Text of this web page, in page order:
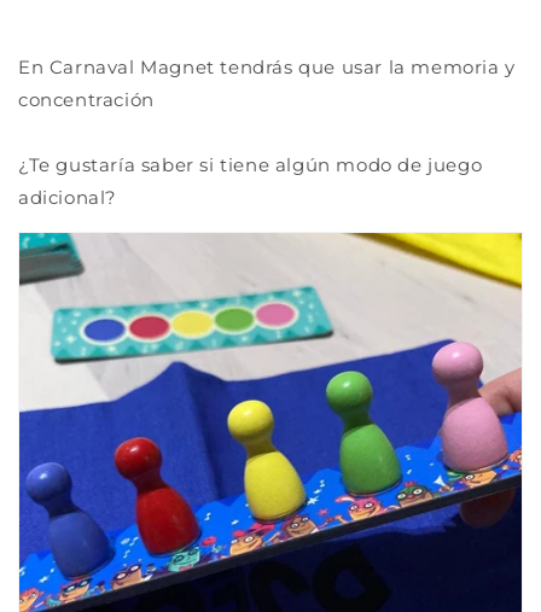
En Carnaval Magnet tendrás que usar la memoria y
concentración
¿Te gustaría saber si tiene algún modo de juego
adicional?